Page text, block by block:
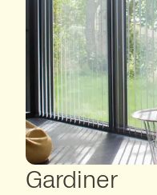
Gardiner